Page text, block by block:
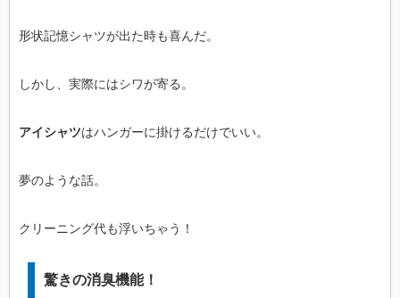
形状記憶シャツが出た時も喜んだ。
しかし、実際にはシワが寄る。
アイシャツはハンガーに掛けるだけでいい。
夢のような話。
クリーニング代も浮いちゃう！
驚きの消臭機能！